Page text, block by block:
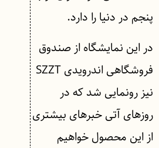
پنجم در دنیا را دارد.
در این نمایشگاه از صندوق
فروشگاهی اندرویدی SZZT
نیز رونمایی شد که در
روزهای آتی خبرهای بیشتری
از این محصول خواهیم